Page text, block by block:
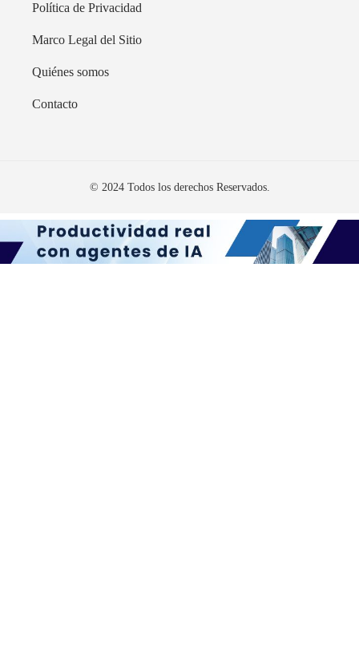
Política de Privacidad
Marco Legal del Sitio
Quiénes somos
Contacto
© 2024 Todos los derechos Reservados.